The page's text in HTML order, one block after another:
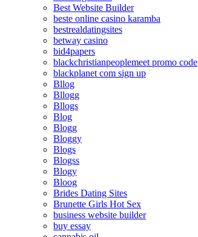
Best Website Builder
beste online casino karamba
bestrealdatingsites
betway casino
bid4papers
blackchristianpeoplemeet promo code
blackplanet com sign up
Bllog
Bllogg
Bllogs
Blog
Blogg
Bloggy
Blogs
Blogss
Blogy
Bloog
Brides Dating Sites
Brunette Girls Hot Sex
business website builder
buy essay